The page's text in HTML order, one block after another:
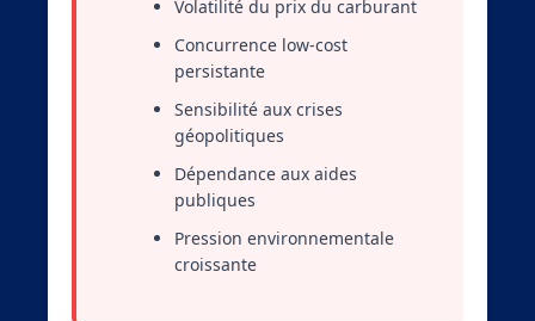
Volatilité du prix du carburant
Concurrence low-cost
persistante
Sensibilité aux crises
géopolitiques
Dépendance aux aides
publiques
Pression environnementale
croissante